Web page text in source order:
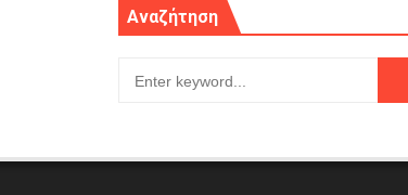
Αναζήτηση